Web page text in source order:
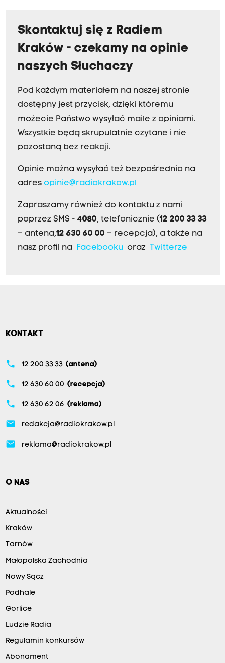
Skontaktuj się z Radiem
Kraków - czekamy na opinie
naszych Słuchaczy
Pod każdym materiałem na naszej stronie
dostępny jest przycisk, dzięki któremu
możecie Państwo wysyłać maile z opiniami.
Wszystkie będą skrupulatnie czytane i nie
pozostaną bez reakcji.
Opinie można wysyłać też bezpośrednio na
adres opinie@radiokrakow.pl
Zapraszamy również do kontaktu z nami
poprzez SMS - 4080, telefonicznie (12 200 33 33
– antena,12 630 60 00 – recepcja), a także na
nasz profil na Facebookuoraz Twitterze
KONTAKT
phone 12 200 33 33 (antena)
phone 12 630 60 00 (recepcja)
phone 12 630 62 06 (reklama)
email redakcja@radiokrakow.pl
email reklama@radiokrakow.pl
O NAS
Aktualności
Kraków
Tarnów
Małopolska Zachodnia
Nowy Sącz
Podhale
Gorlice
Ludzie Radia
Regulamin konkursów
Abonament